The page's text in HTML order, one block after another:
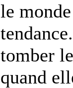
le
tomber
quand